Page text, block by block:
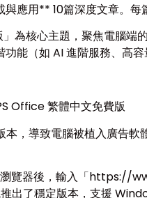
應用** 10篇深度文章。
為核心主題，聚焦電腦端
能（如 AI 進階服務、高
Office 繁體中文免費版
，導致電腦被植入廣告
覽器後，輸入「https://
出了穩定版本，支援